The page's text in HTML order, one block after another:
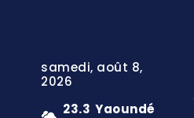
samedi, août 8,
2026
23.3 Yaoundé